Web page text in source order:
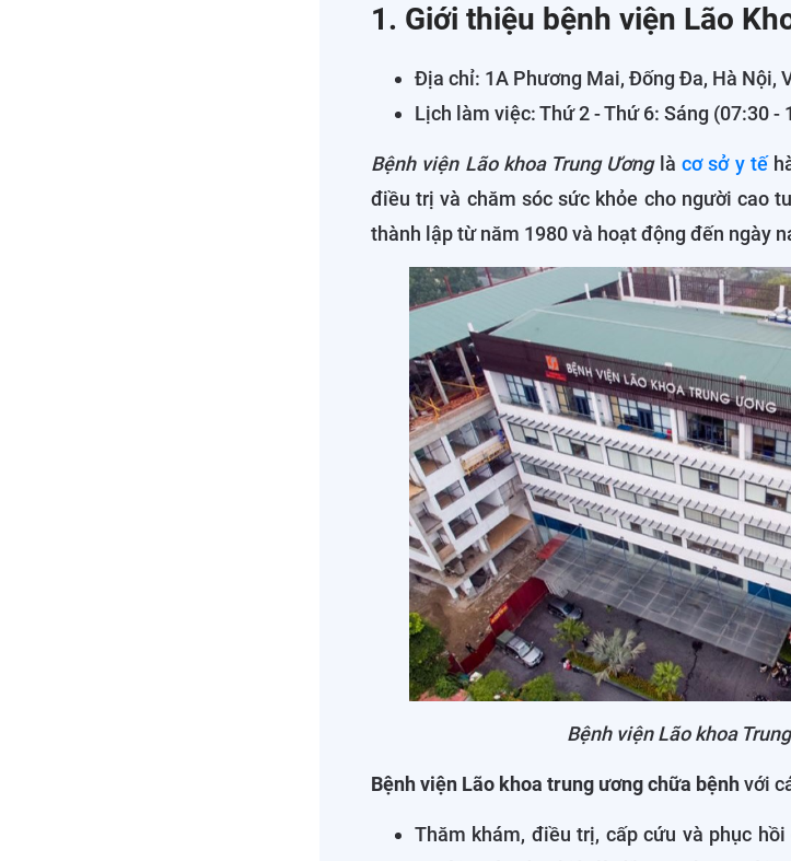
1. Giới thiệu bệnh viện Lão
Địa chỉ: 1A Phương Mai, Đống Đa, Hà Nội,
Lịch làm việc: Thứ 2 - Thứ 6: Sáng (07:30 -
Bệnh viện Lão khoa Trung Ươnglàcơ sở y tế
điều trị và chăm sóc sức khỏe cho người cao
thành lập từ năm 1980 và hoạt động đến ngày
Bệnh viện Lão khoa
Bệnh viện Lão khoa trung ương chữa bệnhvới
Thăm khám, điều trị, cấp cứu và phục